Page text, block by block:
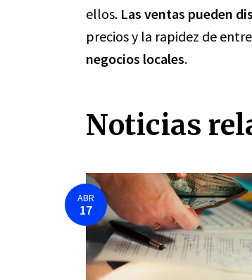
ellos. Las ventas pueden
precios y la rapidez de
negocios locales.
Noticias
ABR
17